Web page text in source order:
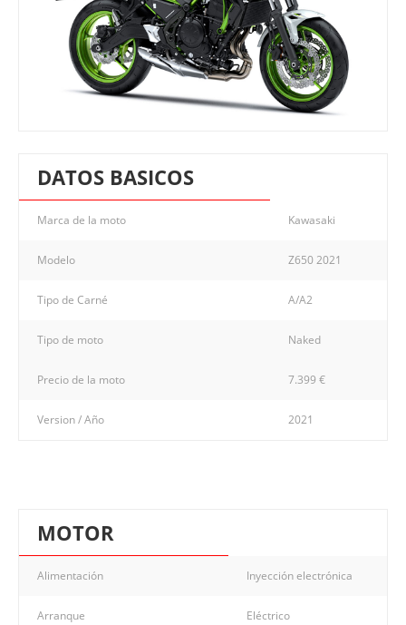
DATOS BASICOS
Marca de la moto Kawasaki
Modelo Z650 2021
Tipo de Carné A/A2
Tipo de moto Naked
Precio de la moto 7.399 €
Version / Año 2021
MOTOR
Alimentación Inyección electrónica
Arranque Eléctrico